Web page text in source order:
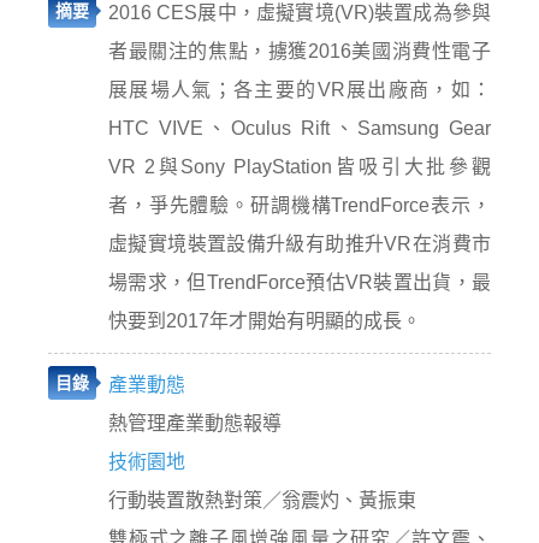
摘要
2016 CES展中，虛擬實境(VR)裝置成為參與
者最關注的焦點，擄獲2016美國消費性電子
展展場人氣；各主要的VR展出廠商，如：
HTC VIVE、Oculus Rift、Samsung Gear
VR 2與Sony PlayStation皆吸引大批參觀
者，爭先體驗。研調機構TrendForce表示，
虛擬實境裝置設備升級有助推升VR在消費市
場需求，但TrendForce預估VR裝置出貨，最
快要到2017年才開始有明顯的成長。
目錄
產業動態
熱管理產業動態報導
技術園地
行動裝置散熱對策／翁震灼、黃振東